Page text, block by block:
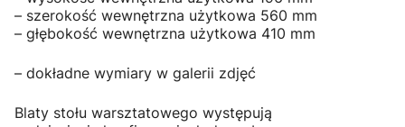
– szerokość wewnętrzna użytkowa 560 mm
– głębokość wewnętrzna użytkowa 410 mm
– dokładne wymiary w galerii zdjęć
Blaty stołu warsztatowego występują